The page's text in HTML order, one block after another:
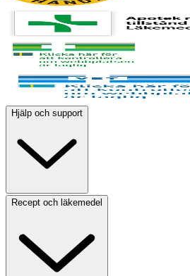
Hjälp och support
Recept och läkemedel